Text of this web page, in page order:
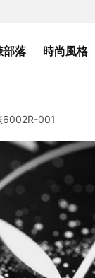
部落 時尚風格
6002R-001